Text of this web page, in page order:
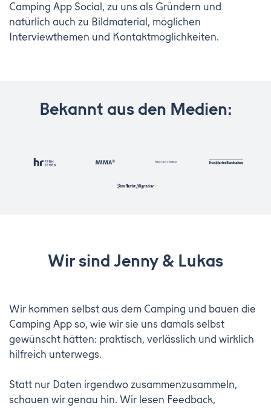
Camping App Social, zu uns als Gründern und
natürlich auch zu Bildmaterial, möglichen
Interviewthemen und Kontaktmöglichkeiten.
Bekannt aus den Medien:
Wir sind Jenny & Lukas
Wir kommen selbst aus dem Camping und bauen die
Camping App so, wie wir sie uns damals selbst
gewünscht hätten: praktisch, verlässlich und wirklich
hilfreich unterwegs.
Statt nur Daten irgendwo zusammenzusammeln,
schauen wir genau hin. Wir lesen Feedback,